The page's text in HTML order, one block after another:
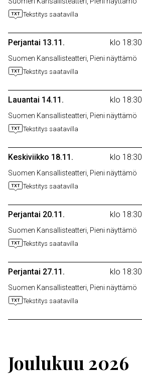
Tekstitys saatavilla
Perjantai 13.11. klo 18:30
Suomen Kansallisteatteri, Pieni näyttämö
Tekstitys saatavilla
Lauantai 14.11. klo 18:30
Suomen Kansallisteatteri, Pieni näyttämö
Tekstitys saatavilla
Keskiviikko 18.11. klo 18:30
Suomen Kansallisteatteri, Pieni näyttämö
Tekstitys saatavilla
Perjantai 20.11. klo 18:30
Suomen Kansallisteatteri, Pieni näyttämö
Tekstitys saatavilla
Perjantai 27.11. klo 18:30
Suomen Kansallisteatteri, Pieni näyttämö
Tekstitys saatavilla
Joulukuu 2026